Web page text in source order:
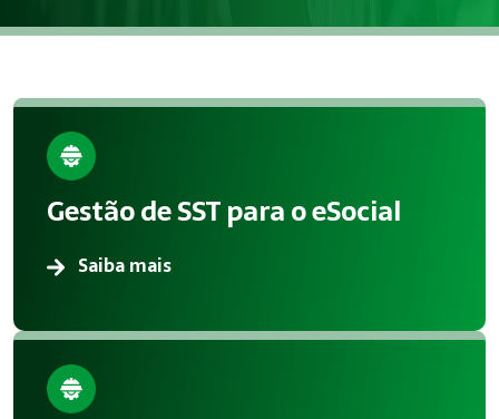
Empresas de todos os portes que possuem empregados
Benefícios da implementação
A aplicação correta de Segurança do Trabalho reduz
Atendimento em Alumínio
A Megatrab atua oferecendo consultoria especializada em
Gestão de SST para o eSocial
Saiba mais